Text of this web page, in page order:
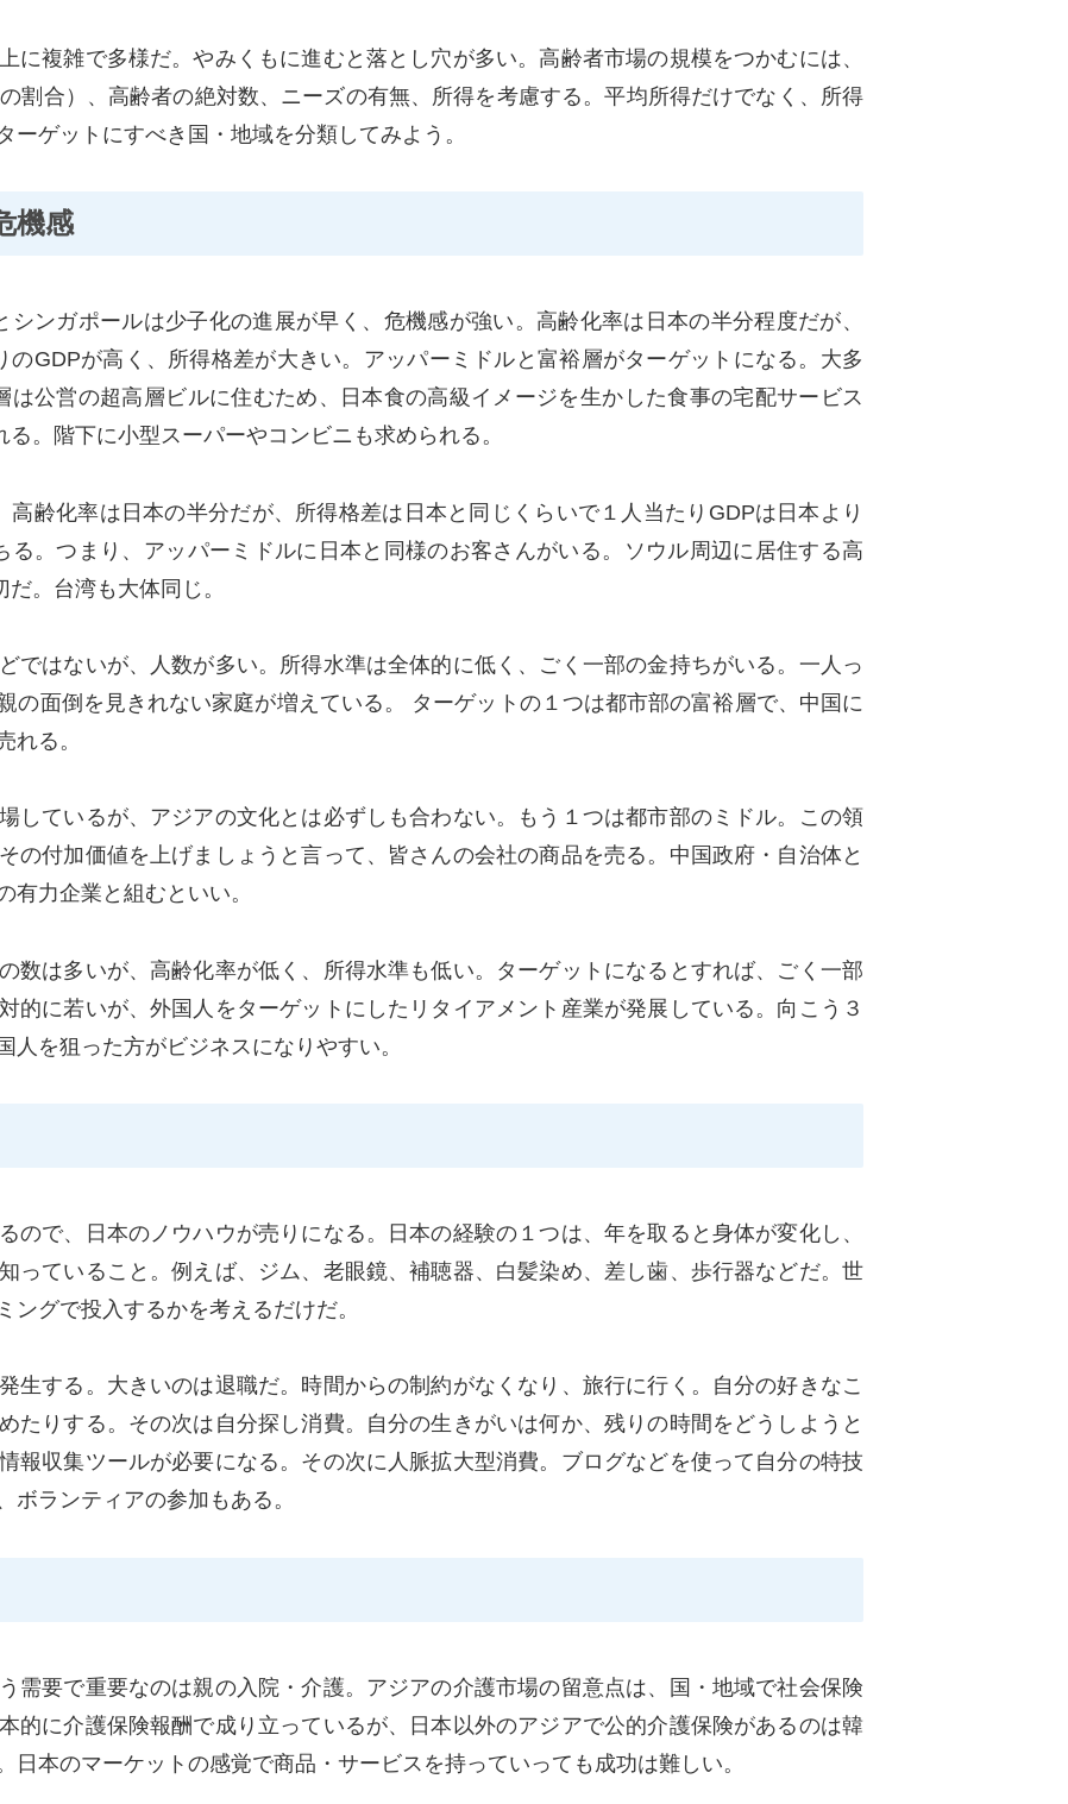
に複雑で多様だ。やみくもに進むと落とし穴が多い。高齢者市場の規模をつかむには、
割合）、高齢者の絶対数、ニーズの有無、所得を考慮する。平均所得だけでなく、所得
ゲットにすべき国・地域を分類してみよう。
機感
シンガポールは少子化の進展が早く、危機感が強い。高齢化率は日本の半分程度だが、
のGDPが高く、所得格差が大きい。アッパーミドルと富裕層がターゲットになる。大多
は公営の超高層ビルに住むため、日本食の高級イメージを生かした食事の宅配サービス
る。階下に小型スーパーやコンビニも求められる。
高齢化率は日本の半分だが、所得格差は日本と同じくらいで１人当たり GDPは日本より
る。つまり、アッパーミドルに日本と同様のお客さんがいる。ソウル周辺に居住する高
だ。台湾も大体同じ。
ではないが、人数が多い。所得水準は全体的に低く、ごく一部の金持ちがいる。一人っ
の面倒を見きれない家庭が増えている。 ターゲットの１つは都市部の富裕層で、中国に
れる。
しているが、アジアの文化とは必ずしも合わない。もう１つは都市部のミドル。この領
の付加価値を上げましょうと言って、皆さんの会社の商品を売る。中国政府・自治体と
有力企業と組むといい。
数は多いが、高齢化率が低く、所得水準も低い。ターゲットになるとすれば、ごく一部
的に若いが、外国人をターゲットにしたリタイアメント産業が発展している。向こう３
を狙った方がビジネスになりやすい。
ので、日本のノウハウが売りになる。日本の経験の１つは、年を取ると身体が変化し、
っていること。例えば、ジム、老眼鏡、補聴器、白髪染め、差し歯、歩行器などだ。世
グで投入するかを考えるだけだ。
生する。大きいのは退職だ。時間からの制約がなくなり、旅行に行く。自分の好きなこ
たりする。その次は自分探し消費。自分の生きがいは何か、残りの時間をどうしようと
報収集ツールが必要になる。その次に人脈拡大型消費。ブログなどを使って自分の特技
ボランティアの参加もある。
需要で重要なのは親の入院・介護。アジアの介護市場の留意点は、国・地域で社会保険
的に介護保険報酬で成り立っているが、日本以外のアジアで公的介護保険があるのは韓
日本のマーケットの感覚で商品・サービスを持っていっても成功は難しい。